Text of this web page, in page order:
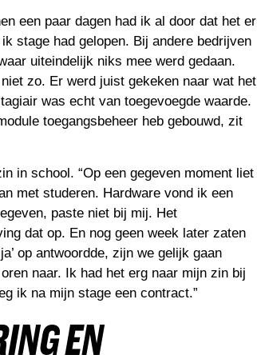
een paar dagen had ik al door dat het er
stage had gelopen. Bij andere bedrijven
uiteindelijk niks mee werd gedaan.
zo. Er werd juist gekeken naar wat het
was echt van toegevoegde waarde.
toegangsbeheer heb gebouwd, zit
in school. “Op een gegeven moment liet
met studeren. Hardware vond ik een
paste niet bij mij. Het
dat op. En nog geen week later zaten
op antwoordde, zijn we gelijk gaan
naar. Ik had het erg naar mijn zin bij
ik na mijn stage een contract.”
EN